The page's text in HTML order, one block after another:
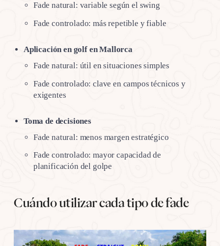
Fade natural: variable según el swing
Fade controlado: más repetible y fiable
Aplicación en golf en Mallorca
Fade natural: útil en situaciones simples
Fade controlado: clave en campos técnicos y
exigentes
Toma de decisiones
Fade natural: menos margen estratégico
Fade controlado: mayor capacidad de
planificación del golpe
Cuándo utilizar cada tipo de fade